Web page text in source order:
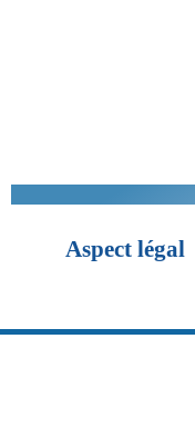
Aspect légal